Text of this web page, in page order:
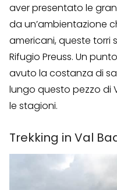
aver presentato le
da un’ambientazione
americani, queste torri
Rifugio Preuss. Un
avuto la costanza di
lungo questo pezzo di
le stagioni.
Trekking in Val